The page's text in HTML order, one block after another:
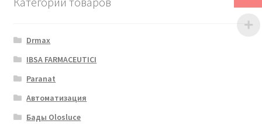
Drmax
IBSA FARMACEUTICI
Paranat
Автоматизация
Бады Olosluce